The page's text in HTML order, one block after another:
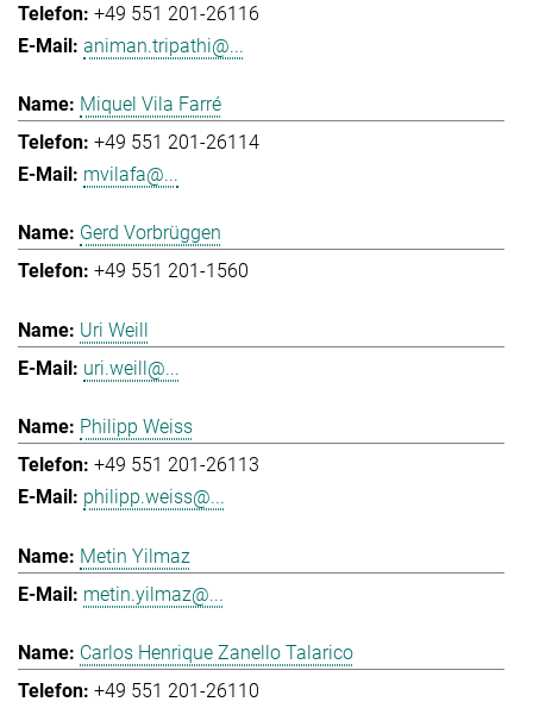
+49 551 201-26116
animan.tripathi@...
Miquel Vila Farré
+49 551 201-26114
mvilafa@...
Gerd Vorbrüggen
+49 551 201-1560
Uri Weill
uri.weill@...
Philipp Weiss
+49 551 201-26113
philipp.weiss@...
Metin Yilmaz
metin.yilmaz@...
Carlos Henrique Zanello Talarico
+49 551 201-26110